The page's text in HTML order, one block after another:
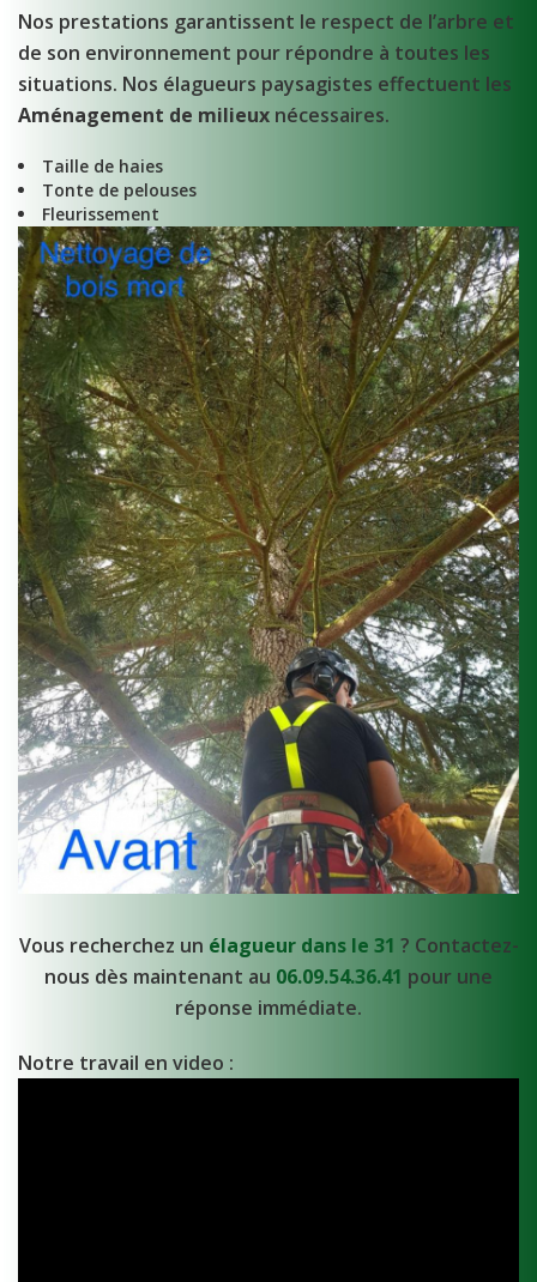
Nos prestations garantissent le respect de l’arbre et
de son environnement pour répondre à toutes les
situations. Nos élagueurs paysagistes effectuent les
Aménagement de milieux nécessaires.
Taille de haies
Tonte de pelouses
Fleurissement
Vous recherchez un élagueur dans le 31 ? Contactez-
nous dès maintenant au 06.09.54.36.41 pour une
réponse immédiate.
Notre travail en video :